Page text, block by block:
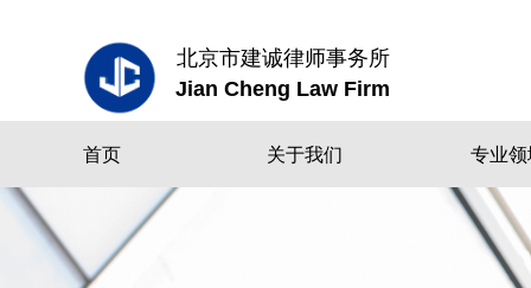
北京市建诚律师事务所
Jian Cheng Law Firm
首页 关于我们 专业领